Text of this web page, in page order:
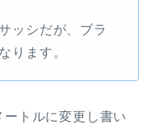
ッシだが、ブラ
ります。
トルに変更し書い